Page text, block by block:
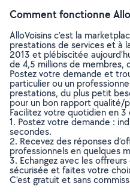
Comment fonctionne
AlloVoisins c’est la
prestations de services et à
2013 et plébiscitée
de 4,5 millions de
Postez votre demande et
particulier ou un
prestations, du plus petit
pour un bon rapport qualité/
Facilitez votre quotidien en 3
1. Postez votre demande :
secondes.
2. Recevez des réponses
professionnels en quelques
3. Echangez avec les
sécurisée et faites votre
C’est gratuit et sans